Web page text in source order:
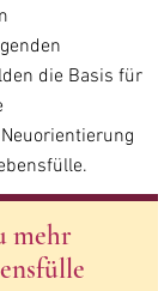
die Basis für
mehr